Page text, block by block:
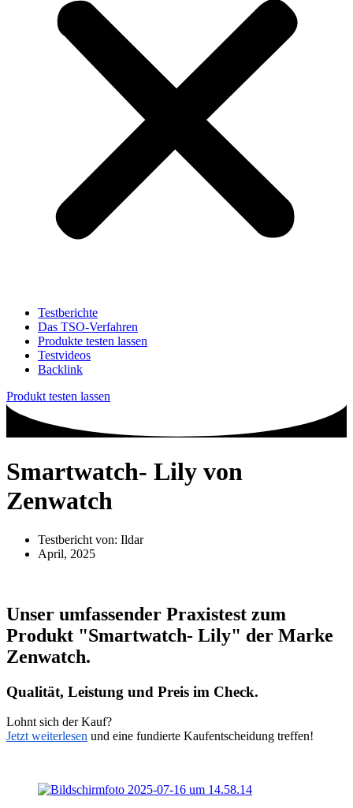
Testberichte
Das TSO-Verfahren
Produkte testen lassen
Testvideos
Backlink
Produkt testen lassen
Smartwatch- Lily von
Zenwatch
Testbericht von: Ildar
April, 2025
Unser umfassender Praxistest zum
Produkt "Smartwatch- Lily" der Marke
Zenwatch.
Qualität, Leistung und Preis im Check.
Lohnt sich der Kauf?
Jetzt weiterlesen und eine fundierte Kaufentscheidung treffen!